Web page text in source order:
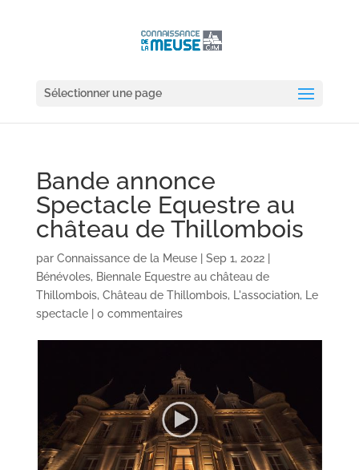
Sélectionner une page
Bande annonce
Spectacle Equestre au
château de Thillombois
par Connaissance de la Meuse| Sep 1, 2022|
Bénévoles, Biennale Equestre au château de
Thillombois, Château de Thillombois, L'association,
Le
spectacle| 0 commentaires